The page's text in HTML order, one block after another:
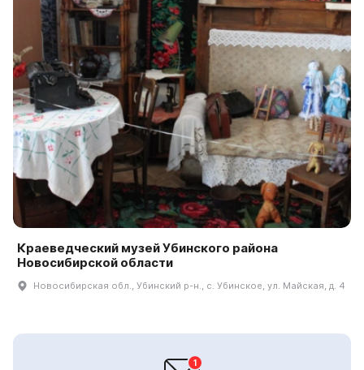
Краеведческий музей Убинского района
Новосибирской области
Новосибирская обл., Убинский р-н., с. Убинское, ул. Майская, д. 4